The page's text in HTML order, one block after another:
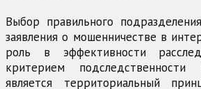
Выбор правильного
заявления о мошенничестве в
роль в эффективности
критерием
является территориальный